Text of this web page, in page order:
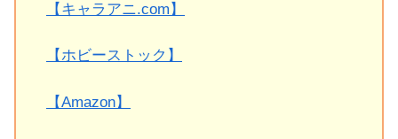
【キャラアニ.com】
【ホビーストック】
【Amazon】